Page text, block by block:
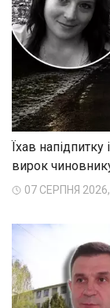
Їхав
вирок
07 СЕРПНЯ